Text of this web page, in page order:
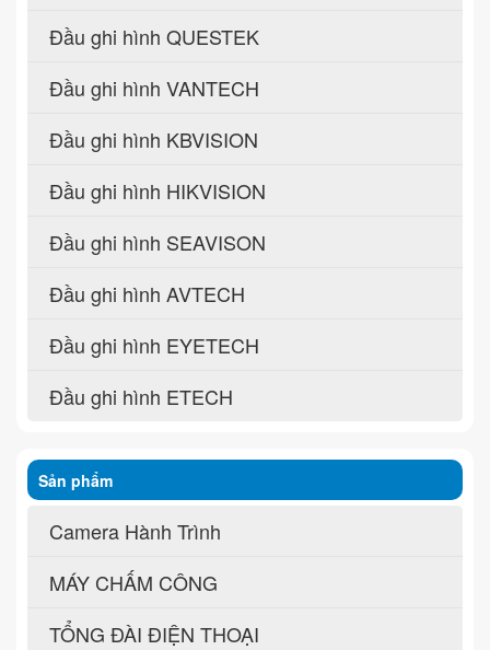
Đầu ghi hình QUESTEK
Đầu ghi hình VANTECH
Đầu ghi hình KBVISION
Đầu ghi hình HIKVISION
Đầu ghi hình SEAVISON
Đầu ghi hình AVTECH
Đầu ghi hình EYETECH
Đầu ghi hình ETECH
Sản phẩm
Camera Hành Trình
MÁY CHẤM CÔNG
TỔNG ĐÀI ĐIỆN THOẠI